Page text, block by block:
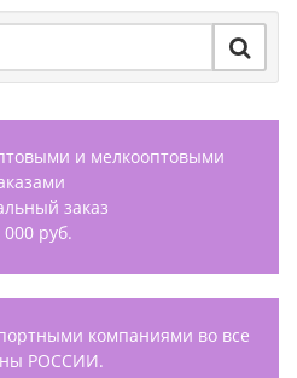
и мелкооптовыми
заказ
000 руб.
компаниями во все
РОССИИ.